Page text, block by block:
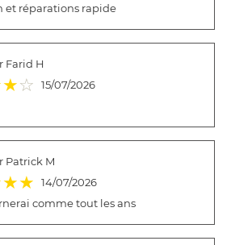
et réparations rapide
Farid H
(*)
★ ( )
☆
15/07/2026
Patrick M
(*)
★ (*)
★
14/07/2026
comme tout les ans